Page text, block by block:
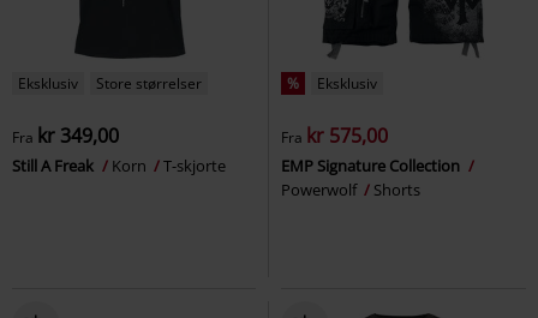
Eksklusiv Store størrelser
Fra kr 349,00
Still A Freak Korn T-skjorte
% Eksklusiv
Fra kr 575,00
EMP Signature Collection
Powerwolf
Shorts